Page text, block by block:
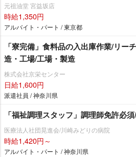
元祖油堂 宮益坂店
時給1,350円
アルバイト・パート / 東京都
「寮完備」食料品の入出庫作業/リー
造・工場/工場・製造
株式会社京栄センター
日給1,600円
派遣社員 / 神奈川県
「福祉調理スタッフ」調理師免許必
医療法人社団晃進会/川崎みどりの病院
時給1,420円～
アルバイト・パート / 神奈川県